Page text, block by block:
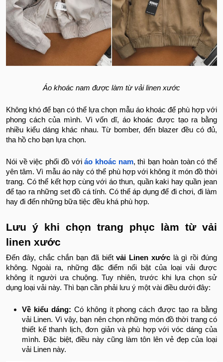
Áo khoác nam được làm từ vải linen xước
Không khó để bạn có thể lựa chọn mẫu áo khoác để phù hợp với
phong cách của mình. Vì vốn dĩ, áo khoác được tạo ra bằng
nhiều kiểu dáng khác nhau. Từ bomber, đến blazer đều có đủ,
tha hồ cho bạn lựa chọn.
Nói về việc phối đồ vớiáo khoác nam, thì bạn hoàn toàn có thể
yên tâm. Vì mẫu áo này có thể phù hợp với không ít món đồ thời
trang. Có thể kết hợp cùng với áo thun, quần kaki hay quần jean
để tạo ra những set đồ cá tính. Có thể áp dụng để đi chơi, đi làm
hay đi đến những bữa tiệc đều khá phù hợp.
Lưu ý khi chọn trang phục làm từ vải
linen xước
Đến đây, chắc chắn bạn đã biếtvải Linen xước là gì rồi đúng
không. Ngoài ra, những đặc điểm nổi bật của loại vải được
không ít người ưa chuộng. Tuy nhiên, trước khi lựa chọn sử
dụng loại vải này. Thì bạn cần phải lưu ý một vài điều dưới đây:
Về kiểu dáng: Có không ít phong cách được tạo ra bằng
vải Linen. Vì vậy, bạn nên chọn những món đồ thời trang có
thiết kế thanh lịch, đơn giản và phù hợp với vóc dáng của
mình. Đặc biệt, điều này cũng làm tôn lên vẻ đẹp của loại
vải Linen này.